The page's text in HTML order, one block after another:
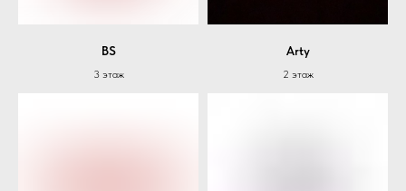
BS
3 этаж
Arty
2 этаж